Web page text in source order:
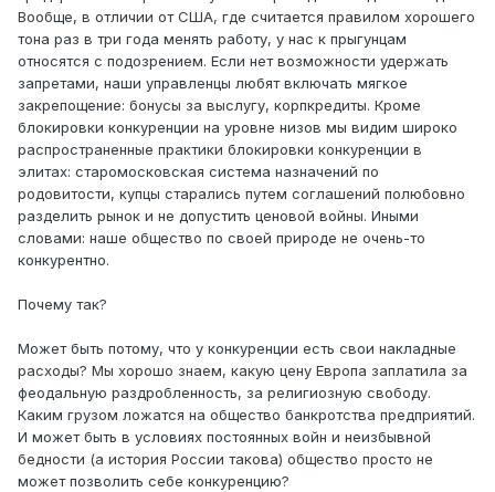
Вообще, в отличии от США, где считается правилом хорошего
тона раз в три года менять работу, у нас к прыгунцам
относятся с подозрением. Если нет возможности удержать
запретами, наши управленцы любят включать мягкое
закрепощение: бонусы за выслугу, корпкредиты. Кроме
блокировки конкуренции на уровне низов мы видим широко
распространенные практики блокировки конкуренции в
элитах: старомосковская система назначений по
родовитости, купцы старались путем соглашений полюбовно
разделить рынок и не допустить ценовой войны. Иными
словами: наше общество по своей природе не очень-то
конкурентно.
Почему так?
Может быть потому, что у конкуренции есть свои накладные
расходы? Мы хорошо знаем, какую цену Европа заплатила за
феодальную раздробленность, за религиозную свободу.
Каким грузом ложатся на общество банкротства предприятий.
И может быть в условиях постоянных войн и неизбывной
бедности (а история России такова) общество просто не
может позволить себе конкуренцию?